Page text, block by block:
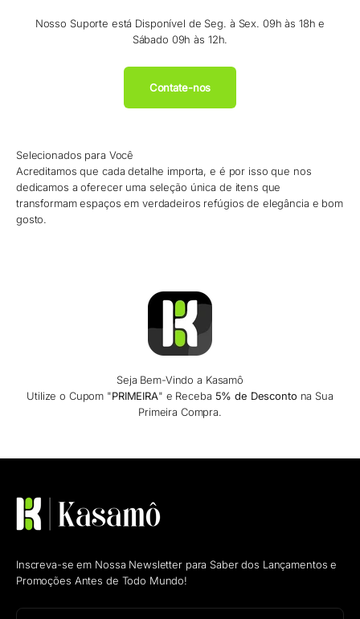
Nosso Suporte está Disponível de Seg. à Sex. 09h às 18h e
Sábado 09h às 12h.
Contate-nos
Selecionados para Você
Acreditamos que cada detalhe importa, e é por isso que nos
dedicamos a oferecer uma seleção única de itens que
transformam espaços em verdadeiros refúgios de elegância e bom
gosto.
Seja Bem-Vindo a Kasamô
Utilize o Cupom "PRIMEIRA" e Receba 5% de Desconto na Sua
Primeira Compra.
Inscreva-se em Nossa Newsletter para Saber dos Lançamentos e
Promoções Antes de Todo Mundo!